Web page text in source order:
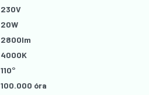
230V
20W
2800lm
4000K
110°
100.000 óra